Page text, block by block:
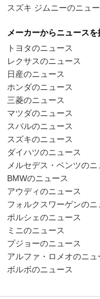
スズキ ジムニーのニュ
メーカーからニュースを
トヨタのニュース
レクサスのニュース
日産のニュース
ホンダのニュース
三菱のニュース
マツダのニュース
スバルのニュース
スズキのニュース
ダイハツのニュース
メルセデス・ベンツのニ
BMWのニュース
アウディのニュース
フォルクスワーゲンのニ
ポルシェのニュース
ミニのニュース
プジョーのニュース
アルファ・ロメオのニュ
ボルボのニュース